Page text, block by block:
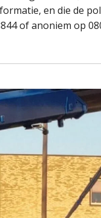
en die de
of anoniem op